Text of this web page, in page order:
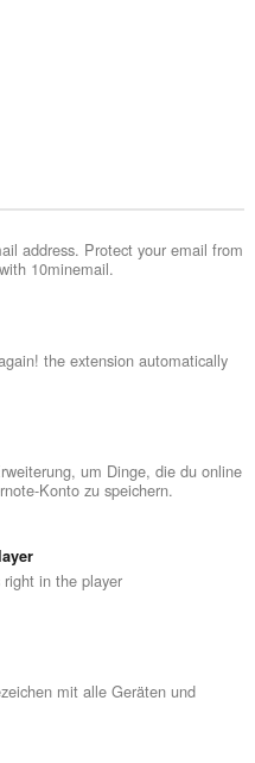
address. Protect your email from
10minemail.
the extension automatically
um Dinge, die du online
Konto zu speichern.
right in the player
mit alle Geräten und